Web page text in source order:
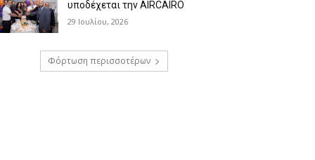
υποδέχεται την AIRCAIRO
29 Ιουλίου, 2026
Φόρτωση περισσοτέρων